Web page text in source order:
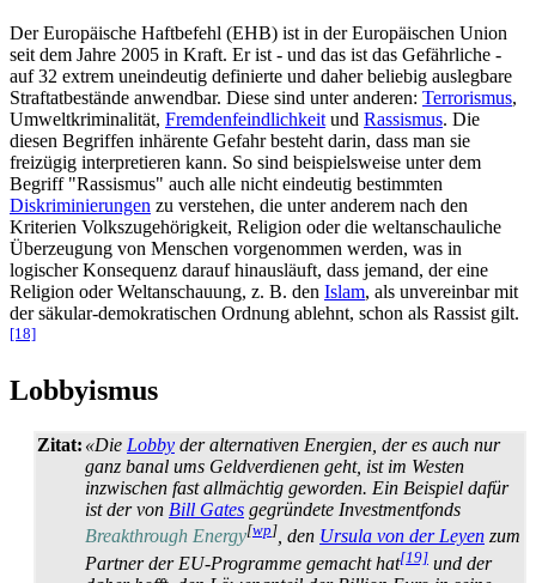
Der Europäische Haftbefehl (EHB) ist in der Europäischen Union
seit dem Jahre 2005 in Kraft. Er ist - und das ist das Gefährliche -
auf 32 extrem uneindeutig definierte und daher beliebig auslegbare
Straf­tat­bestände anwendbar. Diese sind unter anderen: Terrorismus,
Umwelt­kriminalität, Fremden­feind­lichkeit und Rassismus. Die
diesen Begriffen inhärente Gefahr besteht darin, dass man sie
freizügig interpretieren kann. So sind beispielsweise unter dem
Begriff "Rassismus" auch alle nicht eindeutig bestimmten
Diskriminierungen zu verstehen, die unter anderem nach den
Kriterien Volks­zu­gehörig­keit, Religion oder die welt­anschauliche
Überzeugung von Menschen vorgenommen werden, was in
logischer Konsequenz darauf hinausläuft, dass jemand, der eine
Religion oder Weltanschauung, z. B. den Islam, als unvereinbar mit
der säkular-demokratischen Ordnung ablehnt, schon als Rassist gilt.
[18]
Lobbyismus
Zitat: «Die Lobby der alternativen Energien, der es auch nur
ganz banal ums Geldverdienen geht, ist im Westen
inzwischen fast allmächtig geworden. Ein Beispiel dafür
ist der von Bill Gates gegründete Investmentfonds
Breakthrough Energy[wp], den Ursula von der Leyen zum
Partner der EU-Programme gemacht hat[19] und der